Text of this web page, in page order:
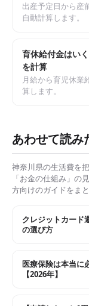
出産予定日から産
自動計算します。
育休給付金はい
を計算
月給から育児休業
算します。
あわせて読み
神奈川県の生活費を
「お金の仕組み」の
方向けのガイドをまと
クレジットカード
の選び方
医療保険は本当に
【2026年】